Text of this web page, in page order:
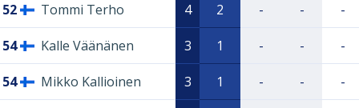
52 Tommi Terho 4 2 - - -
54 Kalle Väänänen 3 1 - - -
54 Mikko Kallioinen 3 1 - - -